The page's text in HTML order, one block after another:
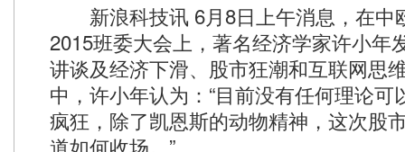
新浪科技讯 6月8日上午消息，在中
2015班委大会上，著名经济学家许小年
讲谈及经济下滑、股市狂潮和互联网思
中，许小年认为：“目前没有任何理论可
疯狂，除了凯恩斯的动物精神，这次股
道如何收场。”